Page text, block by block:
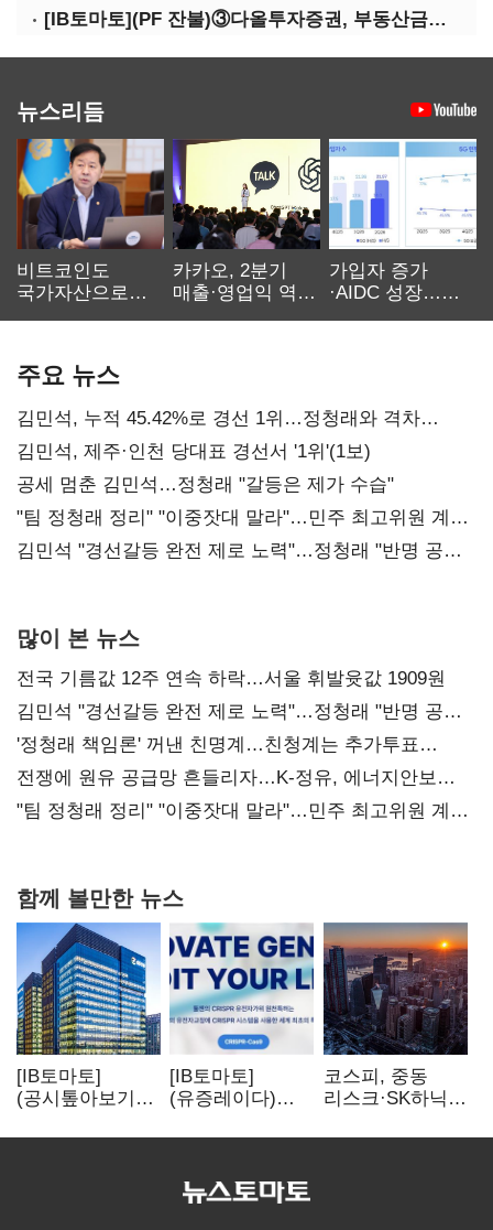
[IB토마토](PF 잔불)③다올투자증권, 부동산금융 줄였지만 정상화는 진행형
뉴스리듬
비트코인도
국가자산으로…'
카카오, 2분기
매출·영업익 역대
가입자 증가
·AIDC 성장…
주요 뉴스
김민석, 누적 45.42%로 경선 1위…정청래와 격차
0.86%p(2보)
김민석, 제주·인천 당대표 경선서 '1위'(1보)
공세 멈춘 김민석…정청래 "갈등은 제가 수습"
"팀 정청래 정리" "이중잣대 말라"…민주 최고위원 계파
다툼 격화
김민석 "경선갈등 완전 제로 노력"…정청래 "반명 공세
많이 본 뉴스
전국 기름값 12주 연속 하락…서울 휘발윳값 1909원
김민석 "경선갈등 완전 제로 노력"…정청래 "반명 공세
사과부터"
'정청래 책임론' 꺼낸 친명계…친청계는 추가투표
때리기
전쟁에 원유 공급망 흔들리자…K-정유, 에너지안보
핵심으로 재부상
"팀 정청래 정리" "이중잣대 말라"…민주 최고위원 계파
함께 볼만한 뉴스
[IB토마토]
(공시톺아보기)
바로 매출로
[IB토마토]
(유증레이다)
3분의 1 토막…
비용부터 챙긴다
코스피, 중동
리스크·SK하닉
뒷걸음